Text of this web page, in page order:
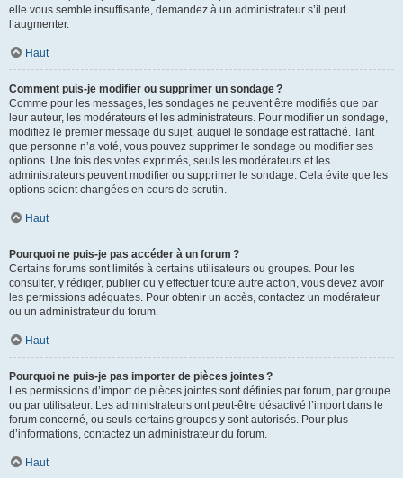
elle vous semble insuffisante, demandez à un administrateur s’il peut
l’augmenter.
Haut
Comment puis-je modifier ou supprimer un sondage ?
Comme pour les messages, les sondages ne peuvent être modifiés que par
leur auteur, les modérateurs et les administrateurs. Pour modifier un sondage,
modifiez le premier message du sujet, auquel le sondage est rattaché. Tant
que personne n’a voté, vous pouvez supprimer le sondage ou modifier ses
options. Une fois des votes exprimés, seuls les modérateurs et les
administrateurs peuvent modifier ou supprimer le sondage. Cela évite que les
options soient changées en cours de scrutin.
Haut
Pourquoi ne puis-je pas accéder à un forum ?
Certains forums sont limités à certains utilisateurs ou groupes. Pour les
consulter, y rédiger, publier ou y effectuer toute autre action, vous devez avoir
les permissions adéquates. Pour obtenir un accès, contactez un modérateur
ou un administrateur du forum.
Haut
Pourquoi ne puis-je pas importer de pièces jointes ?
Les permissions d’import de pièces jointes sont définies par forum, par groupe
ou par utilisateur. Les administrateurs ont peut-être désactivé l’import dans le
forum concerné, ou seuls certains groupes y sont autorisés. Pour plus
d’informations, contactez un administrateur du forum.
Haut